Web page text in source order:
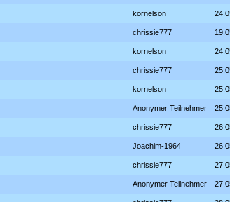
kornelson
chrissie777
kornelson
chrissie777
kornelson
Anonymer Teilnehmer
chrissie777
Joachim-1964
chrissie777
Anonymer Teilnehmer